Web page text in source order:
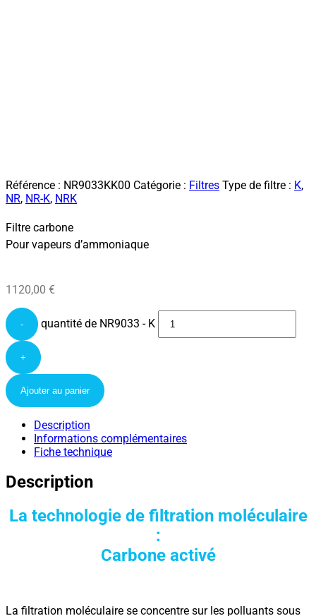
Référence : NR9033KK00 Catégorie : Filtres Type de filtre : K,
NR, NR-K, NRK
Filtre carbone
Pour vapeurs d’ammoniaque
1120,00 €
- quantité de NR9033 - K
+
Ajouter au panier
Description
Informations complémentaires
Fiche technique
Description
La technologie de filtration moléculaire
:
Carbone activé
La filtration moléculaire se concentre sur les polluants sous